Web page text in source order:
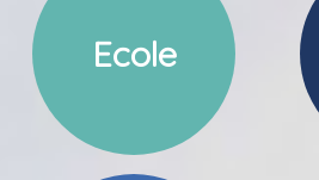
Ecole